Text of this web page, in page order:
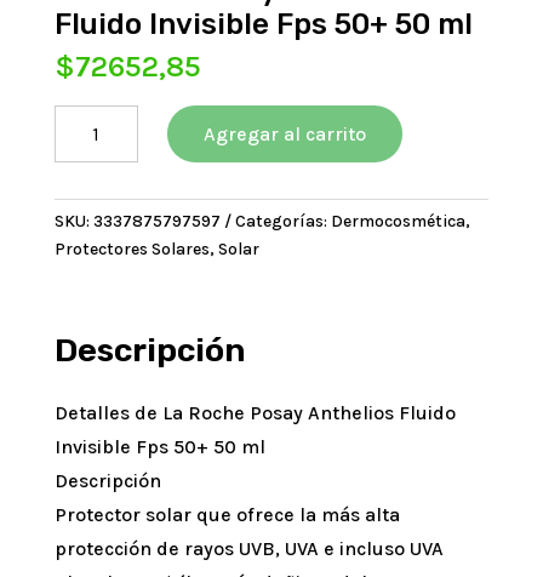
Fluido Invisible Fps 50+ 50 ml
$72652,85
Roche
Anthelios
Fluido
Invisible
50
Agregar al carrito
SKU: 3337875797597 Categorías: Dermocosmética,
Protectores Solares, Solar
Descripción
Detalles de La Roche Posay Anthelios Fluido
Invisible Fps 50+ 50 ml
Descripción
Protector solar que ofrece la más alta
protección de rayos UVB, UVA e incluso UVA